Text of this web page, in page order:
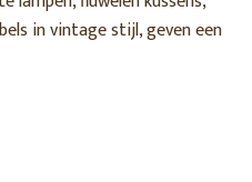
in vintage stijl, geven een